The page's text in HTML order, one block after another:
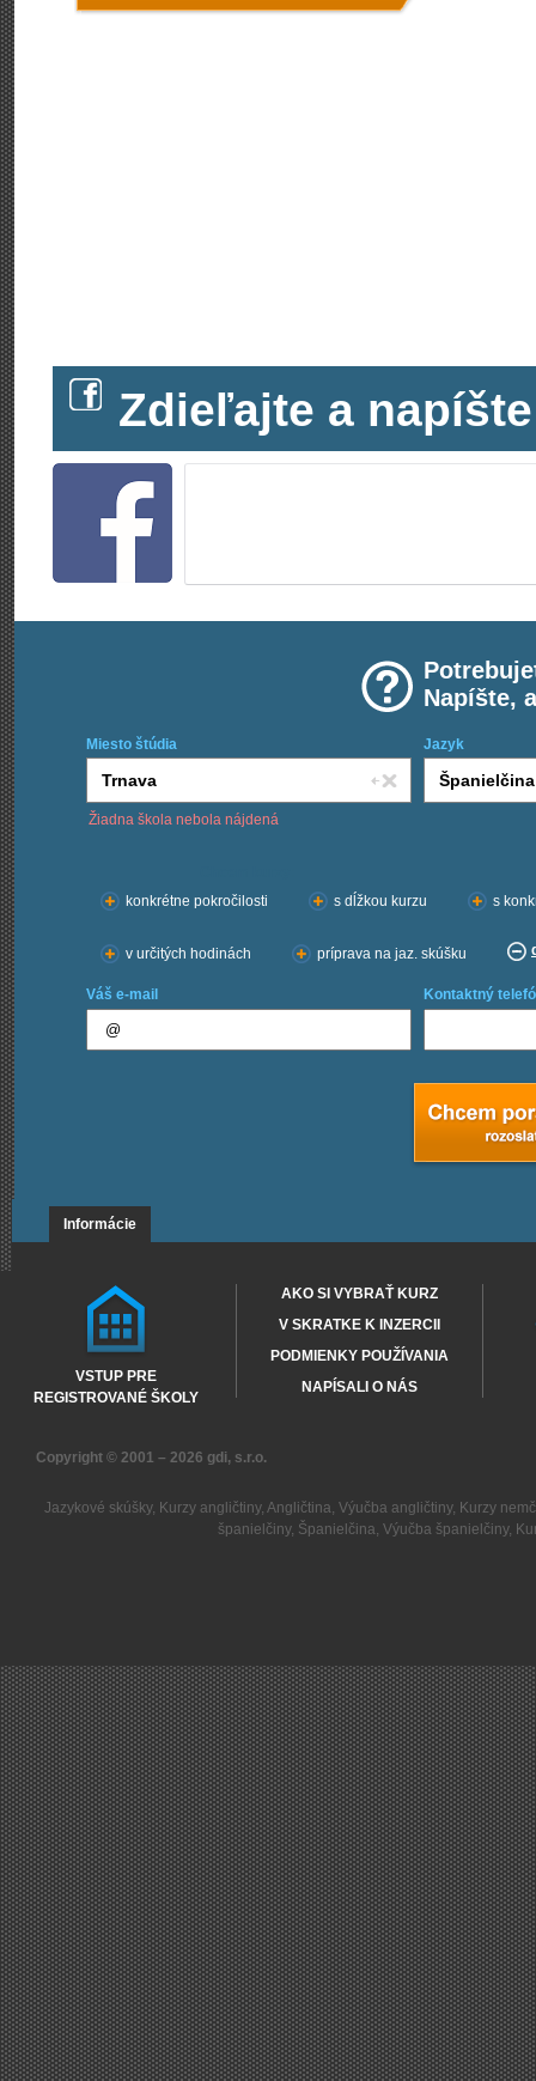
Zdieľajte a
Napíšte,
Miesto štúdia Jazyk
Žiadna škola nebola nájdená
konkrétne pokročilosti
s dĺžkou kurzu s
v určitých hodinách príprava na jaz. skúšku
Váš e-mail Kontaktný
Informácie
VSTUP PRE
REGISTROVANÉ ŠKOLY
AKO SI VYBRAŤ KURZ
V SKRATKE K INZERCII
PODMIENKY POUŽÍVANIA
NAPÍSALI O NÁS
Copyright © 2001 – 2026 gdi, s.r.o.
Jazykové skúšky, Kurzy angličtiny, Angličtina, Výučba angličtiny, Kurzy
španielčiny, Španielčina, Výučba španielčiny,